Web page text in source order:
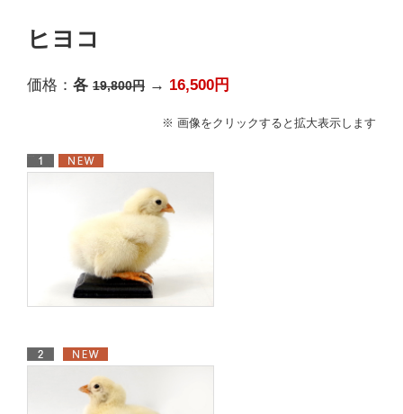
ヒヨコ
価格： 各 19,800円 → 16,500円
※ 画像をクリックすると拡大表示します